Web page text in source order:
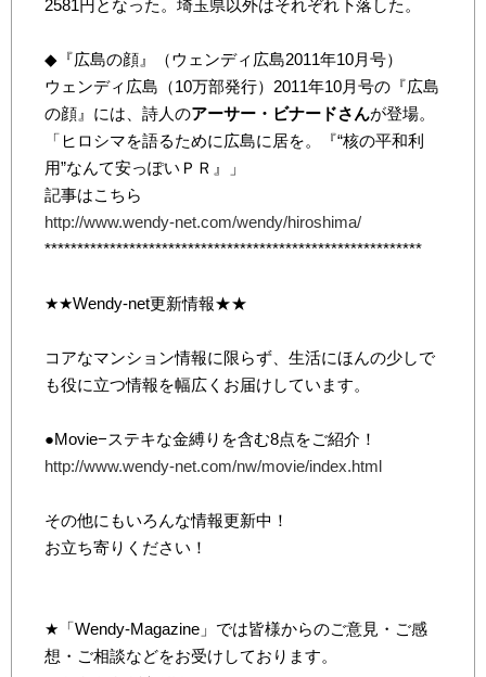
2581円となった。埼玉県以外はそれぞれ下落した。
◆『広島の顔』（ウェンディ広島2011年10月号）
ウェンディ広島（10万部発行）2011年10月号の『広島
の顔』には、詩人のアーサー・ビナードさんが登場。
「ヒロシマを語るために広島に居を。『“核の平和利
用”なんて安っぽいＰＲ』」
記事はこちら
http://www.wendy-net.com/wendy/hiroshima/
**********************************************************
★★Wendy-net更新情報★★
コアなマンション情報に限らず、生活にほんの少しで
も役に立つ情報を幅広くお届けしています。
●Movie−ステキな金縛りを含む8点をご紹介！
http://www.wendy-net.com/nw/movie/index.html
その他にもいろんな情報更新中！
お立ち寄りください！
★「Wendy-Magazine」では皆様からのご意見・ご感
想・ご相談などをお受けしております。